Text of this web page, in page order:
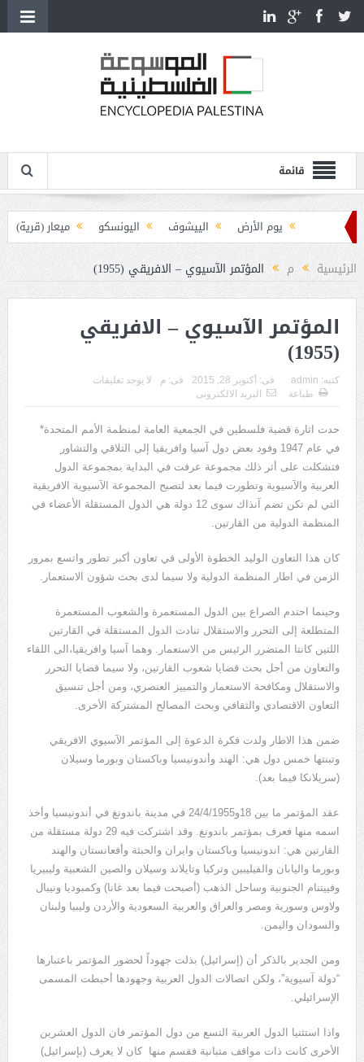
قائمة
ميعار (قرية) اليونسكو الييشوف
يوم الأرض
يوغسلافيا والقضية الفلسطينية
يوسيفوس فلاويوس (38-100م)
يوسف هيكل (1907-1989)
يوسف ضيا الخالدي (1846-1906)
يوسف سعيد أبو درة (1900-1939)
يوسف الجرار (000 – 1222ه)(000 – 1808م)
الرئيسية م المؤتمر الآسيوي – الافريقي (1955)
المؤتمر الآسيوي – الافريقي
(1955)
كتبه: admin فى: أكتوبر 28, 2015 فى: م
لا يوجد تعليقات
طباعة
البريد الالكترونى
حدت اثارة قضية فلسطين في الجمعية العامة لمنظمة الأمم المتحدة*
في عام 1947 وفود بعض دول آسيا وافريقيا إلى التلاقي والتشاور
فتشكلت على أثر ذلك مجموعة عرفت في البداية بمجموعة الدول
العربية والآسيوية وتطورت فيما بعد لتصبح المجموعة الآسيوية الافريقية
التي لم تكن تضم آنذاك سوى 12 دولة هي الدول المستقلة الأعضاء في
المنظمة الدولية من القارتين.
كان هذا التعاون الوليد الخطوة الأولى في تعاون أكبر تطور واتسع بمرور
الزمن في اطار المنظمة الدولية ولا سيما لدى بحث شؤون الاستعمار.
وحينما احتدم الصراع بين الدول المستعمرة والشعوب المستعمرة
المتطلعة إلى التحرر والاستقلال تنادت الدول المستقلة في القارتين
اللتين كانتا المتضرر الرئيس من الاستعمار. وهما آسيا وافريقيا،الى اللقاء
والتعاون من أجل بحث قضايا شعوب القارتين، ولا سيما قضايا التحرر
والاستقلال ومكافحة الاستعمار والتمييز العنصري، ومن أجل تنسيق
التعاون الاقتصادي والثقافي وبحث المصالح المشتركة الأخرى.
ضمن هذا الاطار ولدت فكرة الدعوة إلى المؤتمر الآسيوي الافريقي
وتبنتها خمس دول هي: الهند وأندونيسيا وباكستان وبورما وسيلان
(سريلانكا فيما بعد).
عقد المؤتمر ما بين 18و24/4/1955 في مدينة باندونغ في أندونيسيا وأخذ
اسمه منها فعرف بمؤتمر باندونغ. وقد اشتركت فيه 29 دولة مستقلة من
القارتين هي: اندونيسيا وباكستان وايران والحبثة وأفعانستان والهند
وبورما واليابان والفيليبين وتركيا وتايلاند وسيلان والصين الشعبية وليبيريا
وفييتنام الجنوبية وساحل الذهب (أصبحت فيما بعد غانا) وكمبوديا ونيبال
ولاوس وسورية ومصر والعراق والعربية السعودية والأردن وليبيا ولبنان
والسودان واليمن.
ومن الجدير بالذكر أن (إسرائيل) بذلت جهوداً لحضور المؤتمر باعتبارها
“دولة آسيوية”، ولكن اتصالات الدول العربية وجهودها أحبطت المسمى
الإسرائيلي.
واذا استثنيا الدول العربية التسع من دول المؤتمر فان الدول العشرين
الأخرى كانت ذات مواقف متبانية فقسم منها كان لا يعرف (بإسرائيل)